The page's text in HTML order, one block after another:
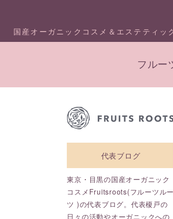
国産オーガニックコスメ＆エステティッ
フルー
代表ブログ
東京・目黒の国産オーガニック
コスメFruitsroots(フルーツルー
ツ )の代表ブログ。代表榎戸の
日々の活動やオーガニックへの